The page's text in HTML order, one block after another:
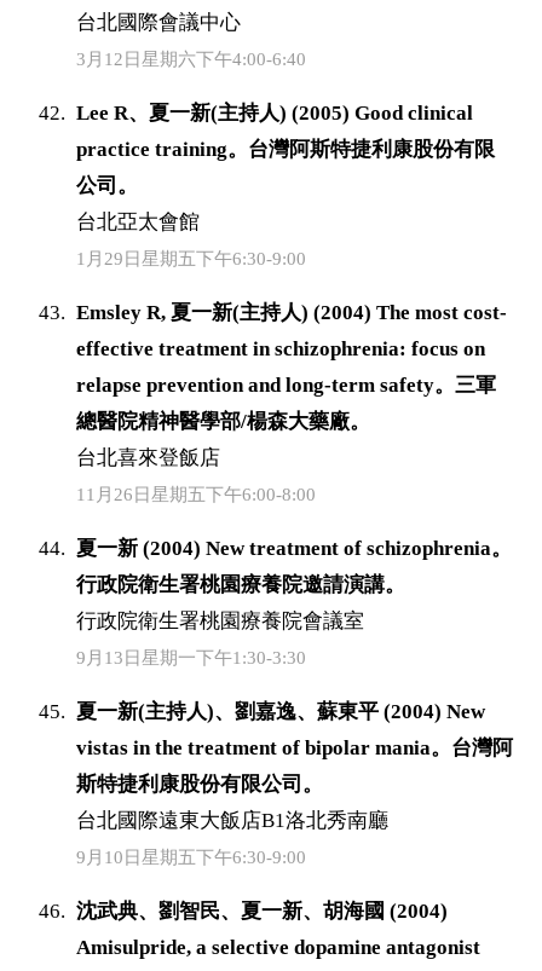
台北國際會議中心
3月12日星期六下午4:00-6:40
Lee R、夏一新(主持人) (2005) Good clinical
practice training。台灣阿斯特捷利康股份有限
公司。
台北亞太會館
1月29日星期五下午6:30-9:00
Emsley R, 夏一新(主持人) (2004) The most cost-
effective treatment in schizophrenia: focus on
relapse prevention and long-term safety。三軍
總醫院精神醫學部/楊森大藥廠。
台北喜來登飯店
11月26日星期五下午6:00-8:00
夏一新 (2004) New treatment of schizophrenia。
行政院衛生署桃園療養院邀請演講。
行政院衛生署桃園療養院會議室
9月13日星期一下午1:30-3:30
夏一新(主持人)、劉嘉逸、蘇東平 (2004) New
vistas in the treatment of bipolar mania。台灣阿
斯特捷利康股份有限公司。
台北國際遠東大飯店B1洛北秀南廳
9月10日星期五下午6:30-9:00
沈武典、劉智民、夏一新、胡海國 (2004)
Amisulpride, a selective dopamine antagonist